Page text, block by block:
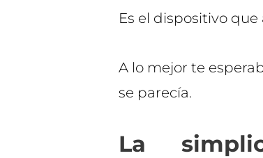
Es el dispositivo
A lo mejor te
se parecía.
La